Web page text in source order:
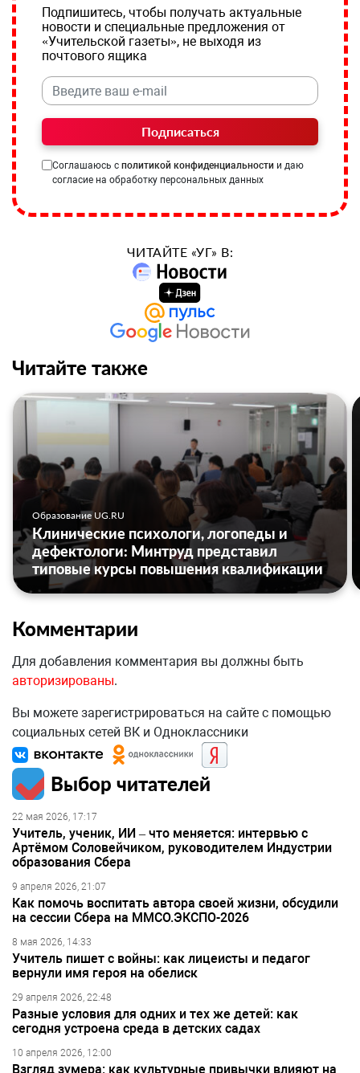
Подпишитесь, чтобы получать актуальные
новости и специальные предложения от
«Учительской газеты», не выходя из
почтового ящика
Подписаться
Соглашаюсь с политикой конфиденциальности и даю
согласие на обработку персональных данных
ЧИТАЙТЕ «УГ» В:
Читайте также
Образование UG.RU
Клинические психологи, логопеды и
дефектологи: Минтруд представил
типовые курсы повышения квалификации
Комментарии
Для добавления комментария вы должны быть
авторизированы.
Вы можете зарегистрироваться на сайте с помощью
социальных сетей ВК и Одноклассники
Выбор читателей
22 мая 2026, 17:17
Учитель, ученик, ИИ – что меняется: интервью с
Артёмом Соловейчиком, руководителем Индустрии
образования Сбера
9 апреля 2026, 21:07
Как помочь воспитать автора своей жизни, обсудили
на сессии Сбера на ММСО.ЭКСПО-2026
8 мая 2026, 14:33
Учитель пишет с войны: как лицеисты и педагог
вернули имя героя на обелиск
29 апреля 2026, 22:48
Разные условия для одних и тех же детей: как
сегодня устроена среда в детских садах
10 апреля 2026, 12:00
Взгляд зумера: как культурные привычки влияют на